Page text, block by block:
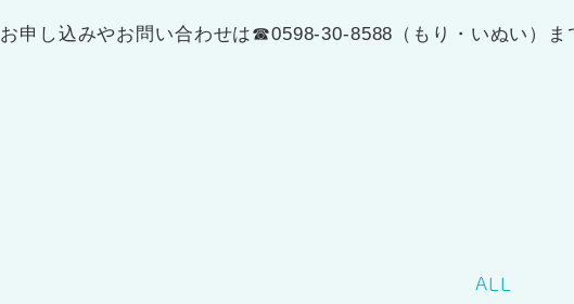
お申し込みやお問い合わせは☎0598-30-8588（もり・いぬい）
ALL